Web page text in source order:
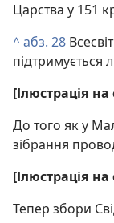
Царства у 151
^абз. 28
[Ілюстрація на
До того як у
зібрання
[Ілюстрація на
Тепер збори